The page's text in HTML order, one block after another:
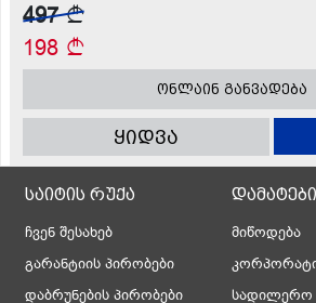
497
198
ონლაინ განვადება
ყიდვა
საიტის რუქა
ჩვენ შესახებ
გარანტიის პირობები
დაბრუნების პირობები
მიწოდება
სადილერო